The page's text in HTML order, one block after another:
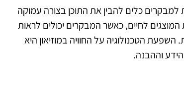
כלים להבין את התוכן בצורה עמוקה
לחיים, כאשר המבקרים יכולים לראות
הטכנולוגיה על החוויה במוזיאון היא
וההבנה.